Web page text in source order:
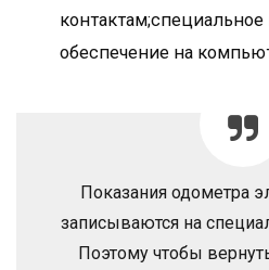
обеспечение на
Показания одометра
записываются на
Поэтому чтобы